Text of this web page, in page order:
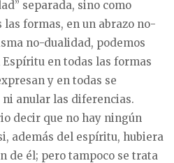
separada, sino como
las formas, en un abrazo no-
no-dualidad, podemos
en todas las formas
y en todas se
anular las diferencias.
decir que no hay ningún
además del espíritu, hubiera
de él; pero tampoco se trata